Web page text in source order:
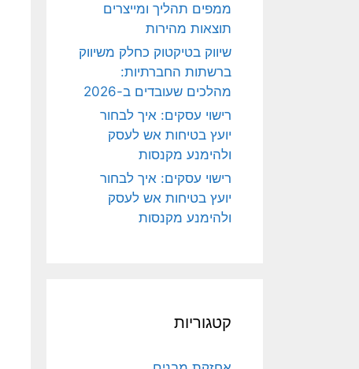
ממפים תהליך ומייצרים
תוצאות מהירות
שיווק בטיקטוק כחלק משיווק
ברשתות החברתיות:
מהלכים שעובדים ב-2026
רישוי עסקים: איך לבחור
יועץ בטיחות אש לעסק
ולהימנע מקנסות
רישוי עסקים: איך לבחור
יועץ בטיחות אש לעסק
ולהימנע מקנסות
קטגוריות